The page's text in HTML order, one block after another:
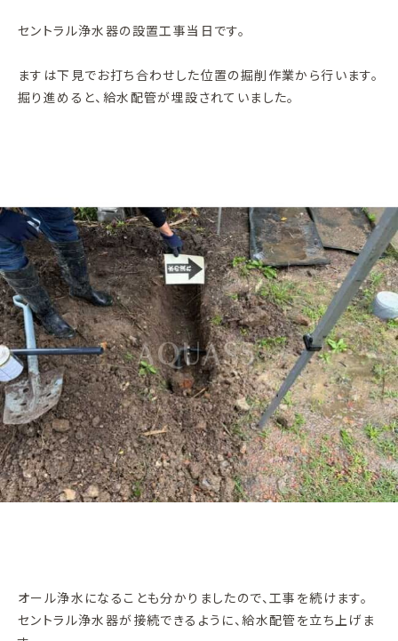
セントラル浄水器の設置工事当日です。
ますは下見でお打ち合わせした位置の掘削作業から行います。
掘り進めると、給水配管が埋設されていました。
オール浄水になることも分かりましたので、工事を続けます。
セントラル浄水器が接続できるように、給水配管を立ち上げま